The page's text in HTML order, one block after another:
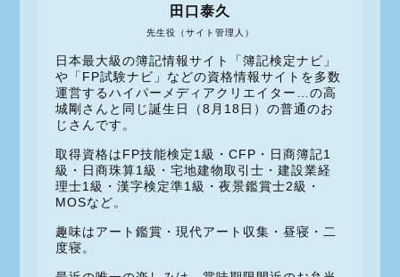
先生役（サイト管理人）
田口泰久
日本最大級の簿記情報サイト「簿記検定ナビ」
や「FP試験ナビ」などの資格情報サイトを多数
運営するハイパーメディアクリエイター…の高
城剛さんと同じ誕生日（8月18日）の普通のお
じさんです。
取得資格はFP技能検定1級・CFP・日商簿記1
級・日商珠算1級・宅地建物取引士・建設業経
理士1級・漢字検定準1級・夜景鑑賞士2級・
MOSなど。
趣味はアート鑑賞・現代アート収集・昼寝・二
度寝。